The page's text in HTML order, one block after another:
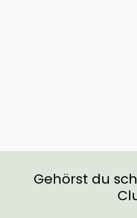
Gehörst du